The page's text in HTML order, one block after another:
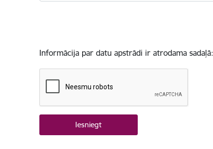
Informācija par datu apstrādi ir atrodama sadaļā: